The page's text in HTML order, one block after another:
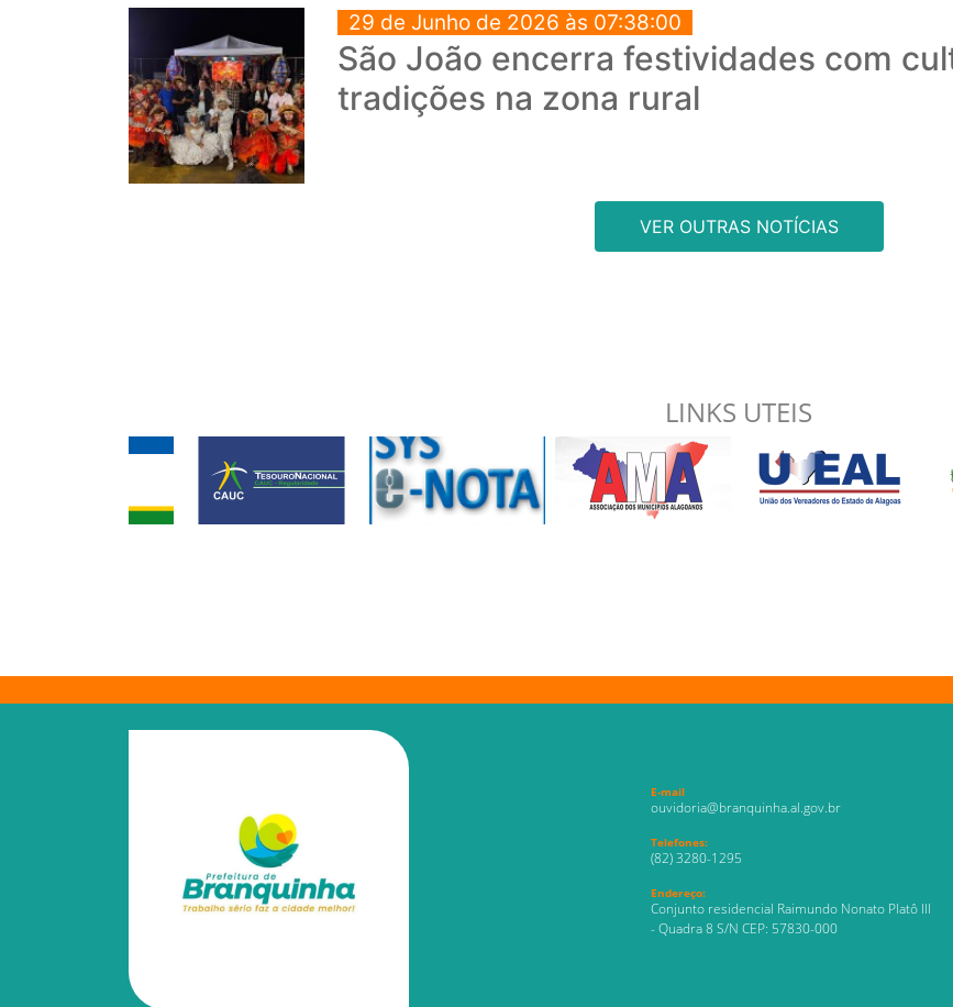
29 de Junho de 2026 às 07:38:00
São João encerra festividades com
tradições na zona rural
VER OUTRAS NOTÍCIAS
LINKS UTEIS
E-mail
ouvidoria@branquinha.al.gov.br
Telefones:
(82) 3280-1295
Endereço:
Conjunto residencial Raimundo Nonato Platô III
- Quadra 8 S/N CEP: 57830-000